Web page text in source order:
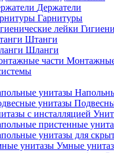
Держатели
Гарнитуры
Штанги
Шланги
Умные